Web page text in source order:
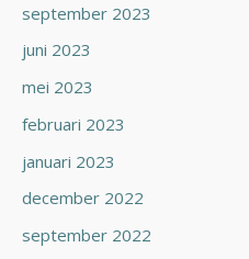
september 2023
juni 2023
mei 2023
februari 2023
januari 2023
december 2022
september 2022